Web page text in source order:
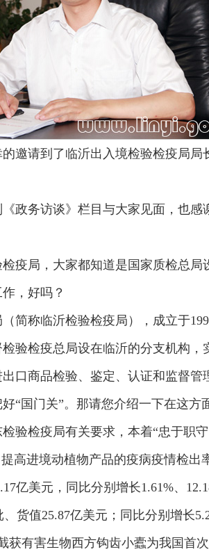
邀请到了临沂出入境检验检疫局
政务访谈》栏目与大家见面，也
疫局，大家都知道是国家质检总
，好吗？
简称临沂检验检疫局），成立于
验检疫总局设在临沂的分支机构
口商品检验、鉴定、认证和监督管
“国门关”。那请您介绍一下在这方
验检疫局有关要求，本着“忠于职
高进境动植物产品的疫病疫情检出
亿美元，同比分别增长1.61%、
货值25.87亿美元；同比分别增长
有害生物西方钩齿小蠹为我国首